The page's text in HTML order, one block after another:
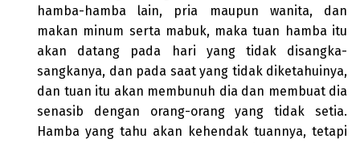
hamba-hamba lain, pria maupun wanita, dan
makan minum serta mabuk, maka tuan hamba itu
akan datang pada hari yang tidak disangka-
sangkanya, dan pada saat yang tidak diketahuinya,
dan tuan itu akan membunuh dia dan membuat dia
senasib dengan orang-orang yang tidak setia.
Hamba yang tahu akan kehendak tuannya, tetapi